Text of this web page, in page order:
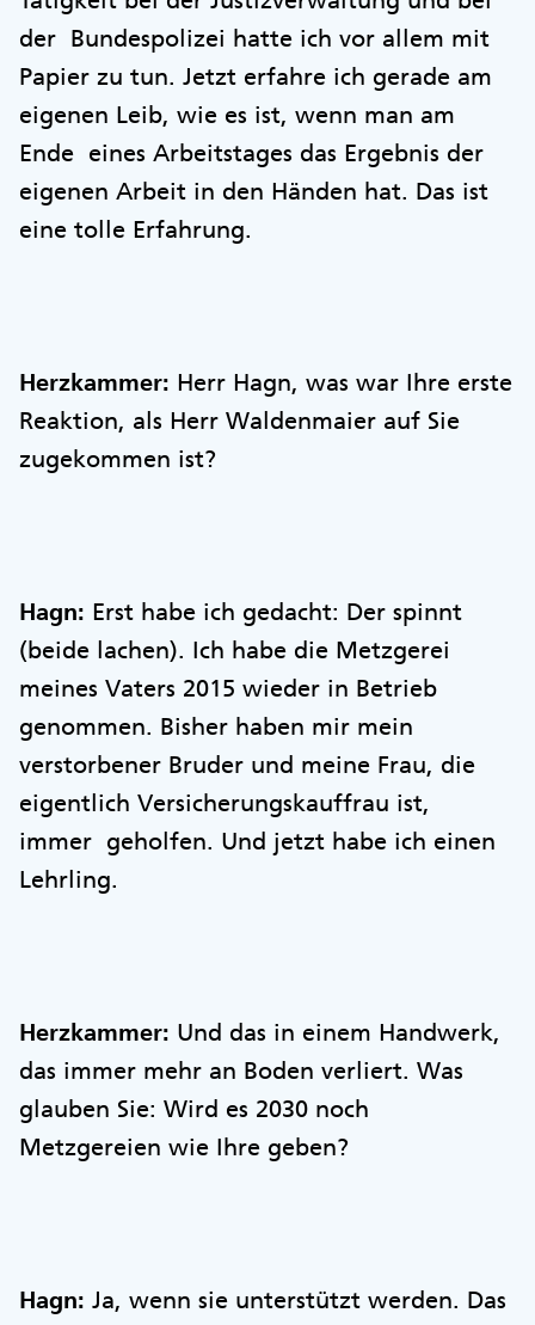
der Bundespolizei hatte ich vor allem mit
Papier zu tun. Jetzt erfahre ich gerade am
eigenen Leib, wie es ist, wenn man am
Ende eines Arbeitstages das Ergebnis der
eigenen Arbeit in den Händen hat. Das ist
eine tolle Erfahrung.
Herzkammer: Herr Hagn, was war Ihre erste
Reaktion, als Herr Waldenmaier auf Sie
zugekommen ist?
Hagn: Erst habe ich gedacht: Der spinnt
(beide lachen). Ich habe die Metzgerei
meines Vaters 2015 wieder in Betrieb
genommen. Bisher haben mir mein
verstorbener Bruder und meine Frau, die
eigentlich Versicherungskauffrau ist,
immer geholfen. Und jetzt habe ich einen
Lehrling.
Herzkammer: Und das in einem Handwerk,
das immer mehr an Boden verliert. Was
glauben Sie: Wird es 2030 noch
Metzgereien wie Ihre geben?
Hagn: Ja, wenn sie unterstützt werden. Das